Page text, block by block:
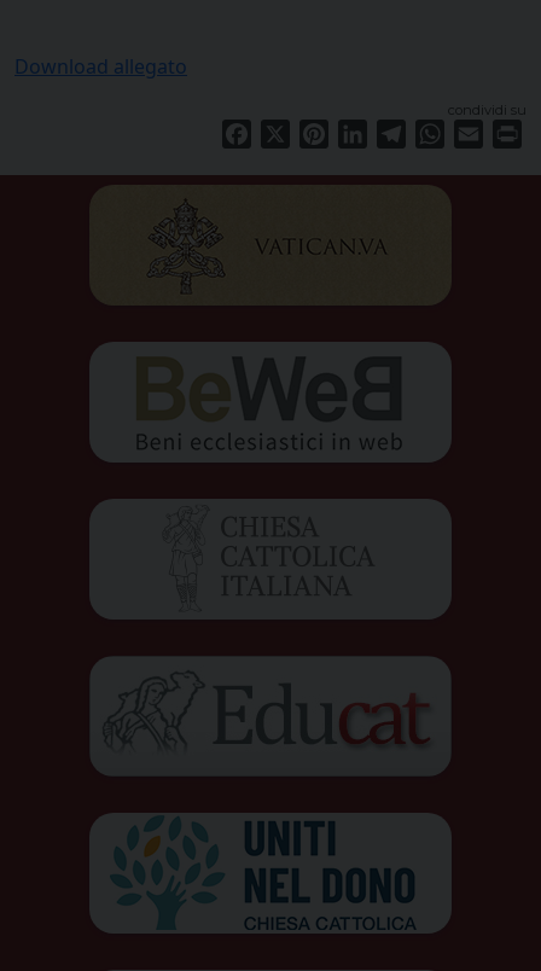
Download allegato
condividi su
Facebook PinterestLinkedInTelegramWhatsApp
Email